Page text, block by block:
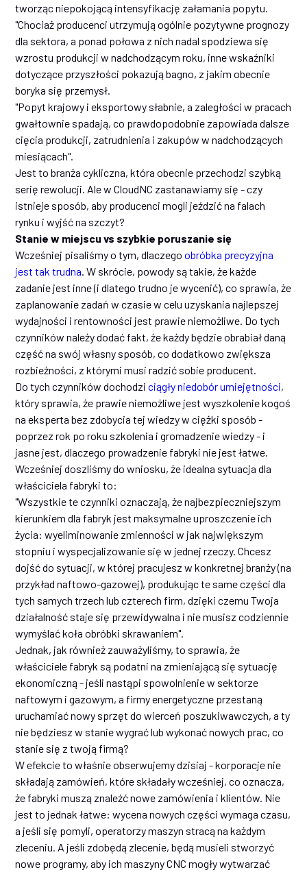
tworząc niepokojącą intensyfikację załamania popytu.
"Chociaż producenci utrzymują ogólnie pozytywne prognozy
dla sektora, a ponad połowa z nich nadal spodziewa się
wzrostu produkcji w nadchodzącym roku, inne wskaźniki
dotyczące przyszłości pokazują bagno, z jakim obecnie
boryka się przemysł.
"Popyt krajowy i eksportowy słabnie, a zaległości w pracach
gwałtownie spadają, co prawdopodobnie zapowiada dalsze
cięcia produkcji, zatrudnienia i zakupów w nadchodzących
miesiącach".
Jest to branża cykliczna, która obecnie przechodzi szybką
serię rewolucji. Ale w CloudNC zastanawiamy się - czy
istnieje sposób, aby producenci mogli jeździć na falach
rynku i wyjść na szczyt?
Stanie w miejscu vs szybkie poruszanie się
Wcześniej pisaliśmy o tym, dlaczegoobróbka precyzyjna
jest tak trudna. W skrócie, powody są takie, że każde
zadanie jest inne (i dlatego trudno je wycenić), co sprawia, że
zaplanowanie zadań w czasie w celu uzyskania najlepszej
wydajności i rentowności jest prawie niemożliwe. Do tych
czynników należy dodać fakt, że każdy będzie obrabiał daną
część na swój własny sposób, co dodatkowo zwiększa
rozbieżności, z którymi musi radzić sobie producent.
Do tych czynników dochodziciągły niedobór umiejętności,
który sprawia, że prawie niemożliwe jest wyszkolenie kogoś
na eksperta bez zdobycia tej wiedzy w ciężki sposób -
poprzez rok po roku szkolenia i gromadzenie wiedzy - i
jasne jest, dlaczego prowadzenie fabryki nie jest łatwe.
Wcześniej doszliśmy do wniosku, że idealna sytuacja dla
właściciela fabryki to:
"Wszystkie te czynniki oznaczają, że najbezpieczniejszym
kierunkiem dla fabryk jest maksymalne uproszczenie ich
życia: wyeliminowanie zmienności w jak największym
stopniu i wyspecjalizowanie się w jednej rzeczy. Chcesz
dojść do sytuacji, w której pracujesz w konkretnej branży (na
przykład naftowo-gazowej), produkując te same części dla
tych samych trzech lub czterech firm, dzięki czemu Twoja
działalność staje się przewidywalna i nie musisz codziennie
wymyślać koła obróbki skrawaniem".
Jednak, jak również zauważyliśmy, to sprawia, że
właściciele fabryk są podatni na zmieniającą się sytuację
ekonomiczną - jeśli nastąpi spowolnienie w sektorze
naftowym i gazowym, a firmy energetyczne przestaną
uruchamiać nowy sprzęt do wierceń poszukiwawczych, a ty
nie będziesz w stanie wygrać lub wykonać nowych prac, co
stanie się z twoją firmą?
W efekcie to właśnie obserwujemy dzisiaj - korporacje nie
składają zamówień, które składały wcześniej, co oznacza,
że fabryki muszą znaleźć nowe zamówienia i klientów. Nie
jest to jednak łatwe: wycena nowych części wymaga czasu,
a jeśli się pomyli, operatorzy maszyn stracą na każdym
zleceniu. A jeśli zdobędą zlecenie, będą musieli stworzyć
nowe programy, aby ich maszyny CNC mogły wytwarzać